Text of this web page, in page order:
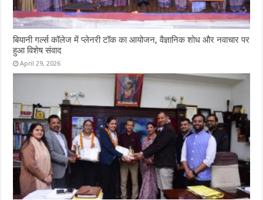
बियानी गर्ल्स कॉलेज में प्लेनरी टॉक का आयोजन, वैज्ञानिक शोध और नवाचार पर
हुआ विशेष संवाद
April 29, 2026